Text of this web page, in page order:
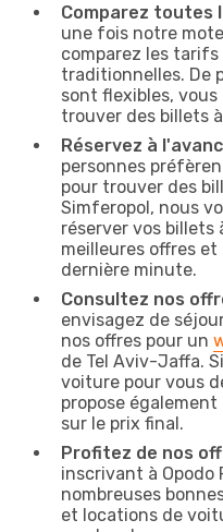
Comparez toutes
une fois notre
comparez les
traditionnelles. De
sont flexibles,
trouver des billets
Réservez à
personnes
pour trouver des
Simferopol, nous
réserver vos billets
meilleures offres
dernière minute.
Consultez nos
envisagez de
nos offres pour un
de Tel Aviv-Jaffa.
voiture pour vous
propose
sur le prix final.
Profitez de nos
inscrivant à Opodo
nombreuses
et locations de